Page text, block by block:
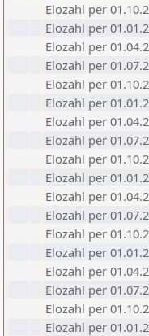
Elozahl per
Elozahl per
Elozahl per
Elozahl per
Elozahl per
Elozahl per
Elozahl per
Elozahl per
Elozahl per
Elozahl per
Elozahl per
Elozahl per
Elozahl per
Elozahl per
Elozahl per
Elozahl per
Elozahl per
Elozahl per